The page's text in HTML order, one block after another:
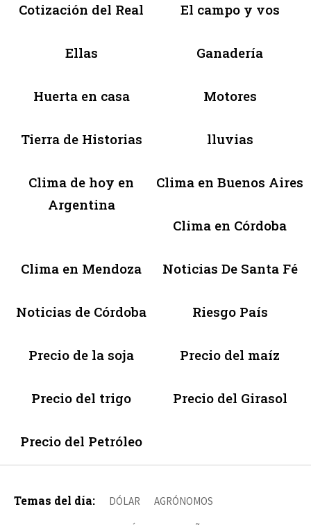
Cotización del Real El campo y vos
Ellas Ganadería
Huerta en casa Motores
Tierra de Historias lluvias
Clima de hoy en
Argentina
Clima en Buenos Aires
Clima en Córdoba
Clima en Mendoza Noticias De Santa Fé
Noticias de Córdoba Riesgo País
Precio de la soja Precio del maíz
Precio del trigo Precio del Girasol
Precio del Petróleo
Temas del día: DÓLAR AGRÓNOMOS